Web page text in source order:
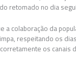
retomado no dia
a colaboração da
respeitando os
os canais